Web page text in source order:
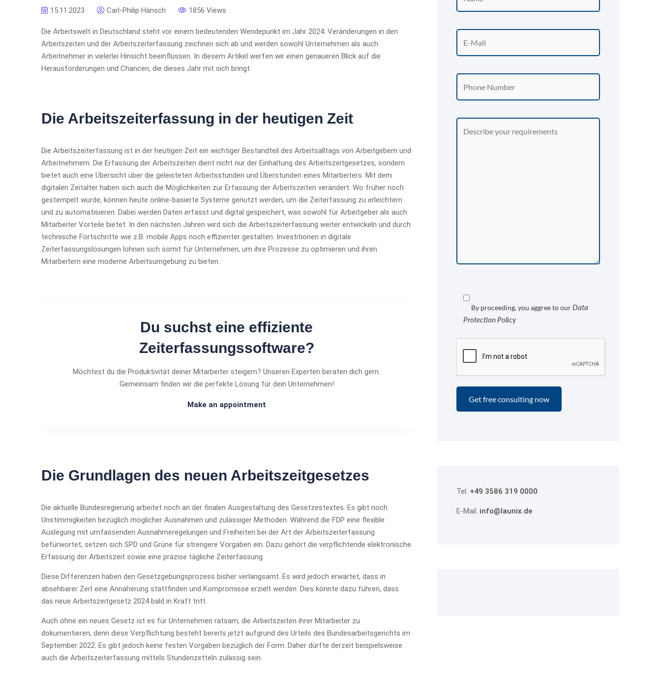
15.11.2023 Carl-Philip Hänsch 1856 Views
Die Arbeitswelt in Deutschland steht vor einem bedeutenden Wendepunkt im Jahr 2024. Veränderungen in den
Arbeitszeiten und der Arbeitszeiterfassung zeichnen sich ab und werden sowohl Unternehmen als auch
Arbeitnehmer in vielerlei Hinsicht beeinflussen. In diesem Artikel werfen wir einen genaueren Blick auf die
Herausforderungen und Chancen, die dieses Jahr mit sich bringt.
Die Arbeitszeiterfassung in der heutigen Zeit
Die Arbeitszeiterfassung ist in der heutigen Zeit ein wichtiger Bestandteil des Arbeitsalltags von Arbeitgebern und
Arbeitnehmern. Die Erfassung der Arbeitszeiten dient nicht nur der Einhaltung des Arbeitszeitgesetzes, sondern
bietet auch eine Übersicht über die geleisteten Arbeitsstunden und Überstunden eines Mitarbeiters. Mit dem
digitalen Zeitalter haben sich auch die Möglichkeiten zur Erfassung der Arbeitszeiten verändert. Wo früher noch
gestempelt wurde, können heute online-basierte Systeme genutzt werden, um die Zeiterfassung zu erleichtern
und zu automatisieren. Dabei werden Daten erfasst und digital gespeichert, was sowohl für Arbeitgeber als auch
Mitarbeiter Vorteile bietet. In den nächsten Jahren wird sich die Arbeitszeiterfassung weiter entwickeln und durch
technische Fortschritte wie z.B. mobile Apps noch effizienter gestalten. Investitionen in digitale
Zeiterfassungslösungen lohnen sich somit für Unternehmen, um ihre Prozesse zu optimieren und ihren
Mitarbeitern eine moderne Arbeitsumgebung zu bieten.
Du suchst eine effiziente
Zeiterfassungssoftware?
Möchtest du die Produktivität deiner Mitarbeiter steigern? Unseren Experten beraten dich gern.
Gemeinsam finden wir die perfekte Lösung für dein Unternehmen!
Make an appointment
Die Grundlagen des neuen Arbeitszeitgesetzes
Die aktuelle Bundesregierung arbeitet noch an der finalen Ausgestaltung des Gesetzestextes. Es gibt noch
Unstimmigkeiten bezüglich möglicher Ausnahmen und zulässiger Methoden. Während die FDP eine flexible
Auslegung mit umfassenden Ausnahmeregelungen und Freiheiten bei der Art der Arbeitszeiterfassung
befürwortet, setzen sich SPD und Grüne für strengere Vorgaben ein. Dazu gehört die verpflichtende elektronische
Erfassung der Arbeitszeit sowie eine präzise tägliche Zeiterfassung.
Diese Differenzen haben den Gesetzgebungsprozess bisher verlangsamt. Es wird jedoch erwartet, dass in
absehbarer Zeit eine Annäherung stattfinden und Kompromisse erzielt werden. Dies könnte dazu führen, dass
das neue Arbeitszeitgesetz 2024 bald in Kraft tritt.
Auch ohne ein neues Gesetz ist es für Unternehmen ratsam, die Arbeitszeiten ihrer Mitarbeiter zu
dokumentieren, denn diese Verpflichtung besteht bereits jetzt aufgrund des Urteils des Bundesarbeitsgerichts im
September 2022. Es gibt jedoch keine festen Vorgaben bezüglich der Form. Daher dürfte derzeit beispielsweise
auch die Arbeitszeiterfassung mittels Stundenzetteln zulässig sein.
By proceeding, you aggree to our Data
Protection Policy
Tel: +49 3586 319 0000
E-Mail: info@launix.de